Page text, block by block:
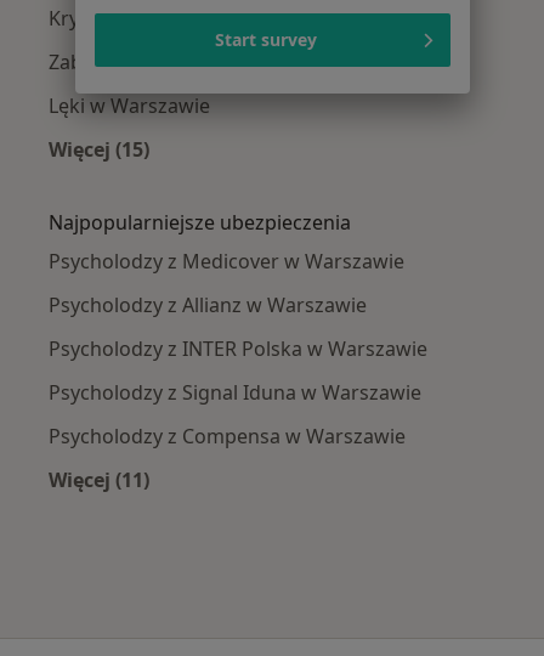
Kryzys emocjonalny w Warszawie
Zaburzenia nastroju w Warszawie
Lęki w Warszawie
Więcej (15)
Najpopularniejsze ubezpieczenia
Psycholodzy z Medicover w Warszawie
Psycholodzy z Allianz w Warszawie
Psycholodzy z INTER Polska w Warszawie
Psycholodzy z Signal Iduna w Warszawie
Psycholodzy z Compensa w Warszawie
Więcej (11)
Start survey